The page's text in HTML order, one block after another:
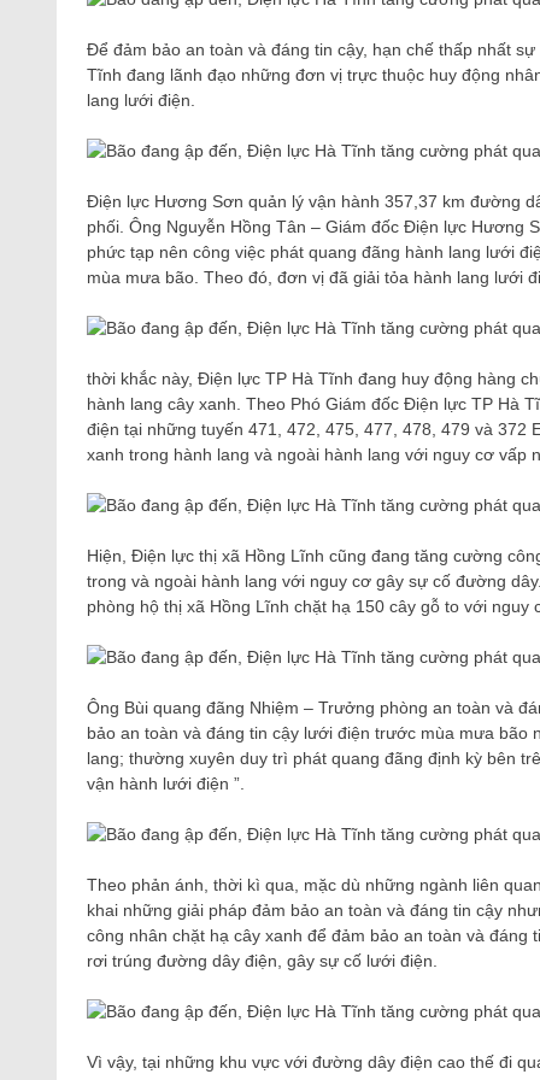
Để đảm bảo an toàn và đáng tin cậy, hạn chế thấp nhất
Tĩnh đang lãnh đạo những đơn vị trực thuộc huy động
lang lưới điện.
Điện lực Hương Sơn quản lý vận hành 357,37 km đường
phối. Ông Nguyễn Hồng Tân – Giám đốc Điện lực Hương
phức tạp nên công việc phát quang đãng hành lang lưới
mùa mưa bão. Theo đó, đơn vị đã giải tỏa hành lang lưới
thời khắc này, Điện lực TP Hà Tĩnh đang huy động hàng
hành lang cây xanh. Theo Phó Giám đốc Điện lực TP Hà
điện tại những tuyến 471, 472, 475, 477, 478, 479 và
xanh trong hành lang và ngoài hành lang với nguy cơ vấp
Hiện, Điện lực thị xã Hồng Lĩnh cũng đang tăng cường
trong và ngoài hành lang với nguy cơ gây sự cố đường
phòng hộ thị xã Hồng Lĩnh chặt hạ 150 cây gỗ to với
Ông Bùi quang đãng Nhiệm – Trưởng phòng an toàn và
bảo an toàn và đáng tin cậy lưới điện trước mùa mưa bão
lang; thường xuyên duy trì phát quang đãng định kỳ bên
vận hành lưới điện ”.
Theo phản ánh, thời kì qua, mặc dù những ngành liên
khai những giải pháp đảm bảo an toàn và đáng tin cậy
công nhân chặt hạ cây xanh để đảm bảo an toàn và
rơi trúng đường dây điện, gây sự cố lưới điện.
Vì vậy, tại những khu vực với đường dây điện cao thế đi